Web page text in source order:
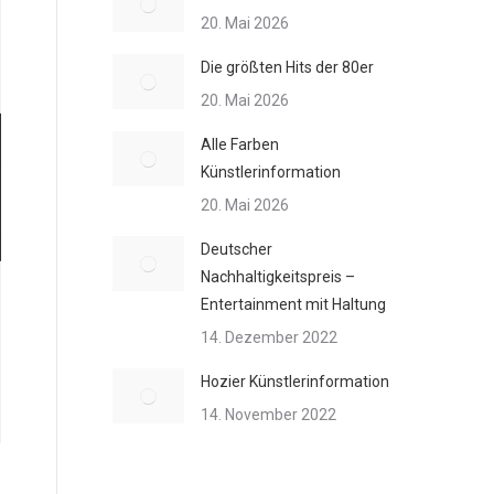
20. Mai 2026
Die größten Hits der 80er
20. Mai 2026
Alle Farben
Künstlerinformation
20. Mai 2026
Deutscher
Nachhaltigkeitspreis –
Entertainment mit Haltung
14. Dezember 2022
Hozier Künstlerinformation
14. November 2022